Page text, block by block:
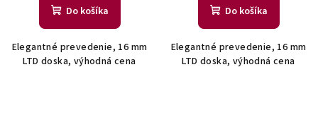
Do košíka
Elegantné prevedenie, 16 mm
LTD doska, výhodná cena
Do košíka
Elegantné prevedenie, 16 mm
LTD doska, výhodná cena